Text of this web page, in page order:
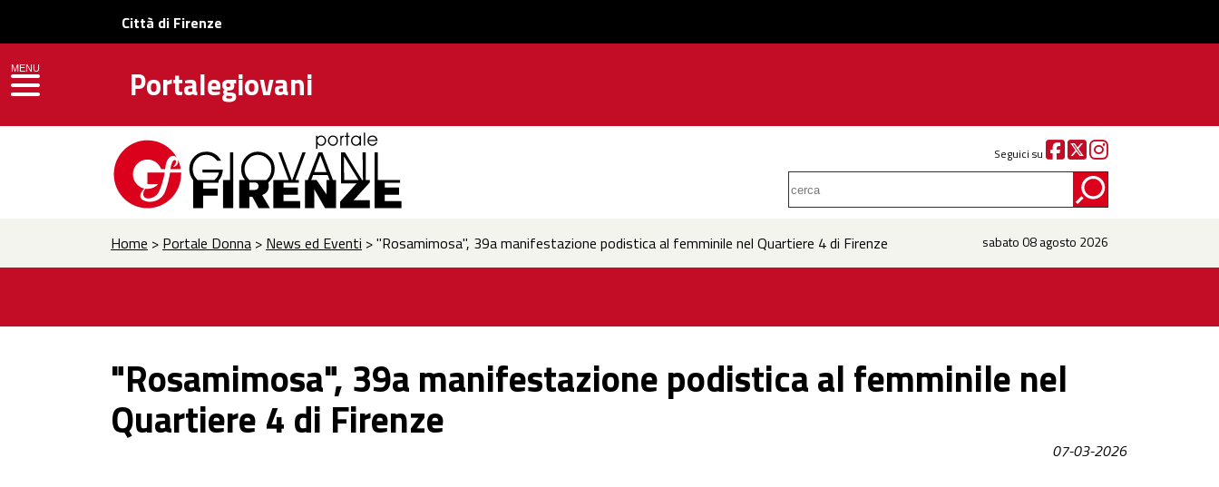
Città di Firenze
Portalegiovani
Seguici su
MENU
toggle navigation
Home > Portale Donna > News ed Eventi > "Rosamimosa", 39a manifestazione podistica al femminile nel Quartiere 4 di Firenze sabato 08 agosto 2026
"Rosamimosa", 39a manifestazione podistica al femminile nel
Quartiere 4 di Firenze
07-03-2026